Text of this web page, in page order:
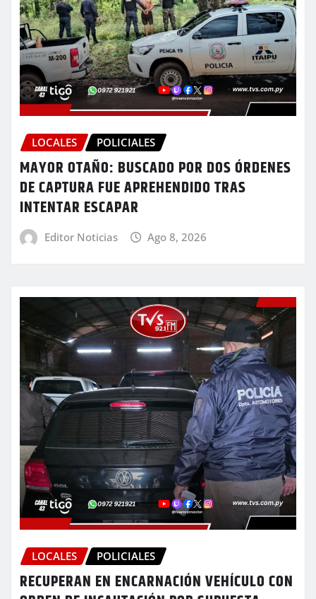
LOCALES POLICIALES
MAYOR OTAÑO: BUSCADO POR DOS ÓRDENES
DE CAPTURA FUE APREHENDIDO TRAS
INTENTAR ESCAPAR
Editor Noticias Ago 8, 2026
LOCALES POLICIALES
RECUPERAN EN ENCARNACIÓN VEHÍCULO CON